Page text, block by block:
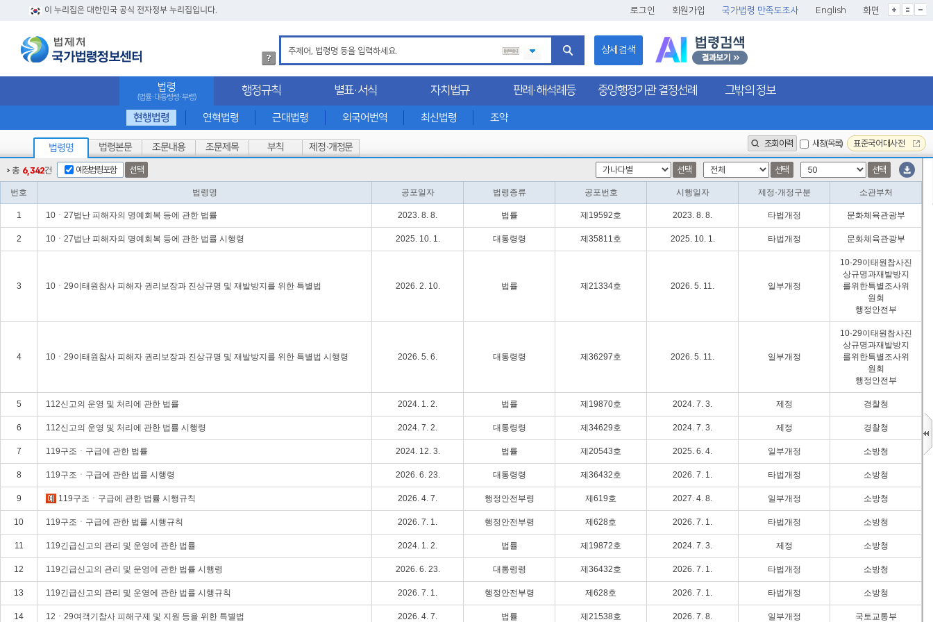
이 누리집은 대한민국 공식 전자정부 누리집입니다. 로그인 회원가입 국가법령 만족도조사 English 화면
글씨크기확대
글씨크기확대초기화
글씨크기축소
법
령
검
색
세
내
상세검색
법령
(법률·대통령령·부령)
현행법령 연혁법령 근대법령 외국어번역 최신법령 조약
행정규칙 별표·서식 자치법규 판례·해석례등 중앙행정기관 결정선례 그밖의 정보
법령명 법령본문 조문내용 조문제목 부칙 제정·개정문 조회이력 새창(목록) 표준국어대사전
총 6,342건 예정법령포함 선택 선택 선택 선택
번호 법령명 공포일자 법령종류 공포번호 시행일자 제정·개정구분 소관부처
1 10ㆍ27법난 피해자의 명예회복 등에 관한 법률 2023. 8. 8. 법률 제19592호 2023. 8. 8. 타법개정 문화체육관광부
2 10ㆍ27법난 피해자의 명예회복 등에 관한 법률 시행령 2025. 10. 1. 대통령령 제35811호 2025. 10. 1. 타법개정 문화체육관광부
3 10ㆍ29이태원참사 피해자 권리보장과 진상규명 및 재발방지를 위한 특별법 2026. 2. 10. 법률 제21334호 2026. 5. 11. 일부개정
10·29이태원참사진
상규명과재발방지
를위한특별조사위
원회
행정안전부
4 10ㆍ29이태원참사 피해자 권리보장과 진상규명 및 재발방지를 위한 특별법 시행령 2026. 5. 6. 대통령령 제36297호 2026. 5. 11. 일부개정
10·29이태원참사진
상규명과재발방지
를위한특별조사위
원회
행정안전부
5 112신고의 운영 및 처리에 관한 법률 2024. 1. 2. 법률 제19870호 2024. 7. 3. 제정 경찰청
6 112신고의 운영 및 처리에 관한 법률 시행령 2024. 7. 2. 대통령령 제34629호 2024. 7. 3. 제정 경찰청
7 119구조ㆍ구급에 관한 법률 2024. 12. 3. 법률 제20543호 2025. 6. 4. 일부개정 소방청
8 119구조ㆍ구급에 관한 법률 시행령 2026. 6. 23. 대통령령 제36432호 2026. 7. 1. 타법개정 소방청
9 119구조ㆍ구급에 관한 법률 시행규칙 2026. 4. 7. 행정안전부령 제619호 2027. 4. 8. 일부개정 소방청
10 119구조ㆍ구급에 관한 법률 시행규칙 2026. 7. 1. 행정안전부령 제628호 2026. 7. 1. 타법개정 소방청
11 119긴급신고의 관리 및 운영에 관한 법률 2024. 1. 2. 법률 제19872호 2024. 7. 3. 제정 소방청
12 119긴급신고의 관리 및 운영에 관한 법률 시행령 2026. 6. 23. 대통령령 제36432호 2026. 7. 1. 타법개정 소방청
13 119긴급신고의 관리 및 운영에 관한 법률 시행규칙 2026. 7. 1. 행정안전부령 제628호 2026. 7. 1. 타법개정 소방청
14 12ㆍ29여객기참사 피해구제 및 지원 등을 위한 특별법 2026. 4. 7. 법률 제21538호 2026. 7. 8. 일부개정 국토교통부